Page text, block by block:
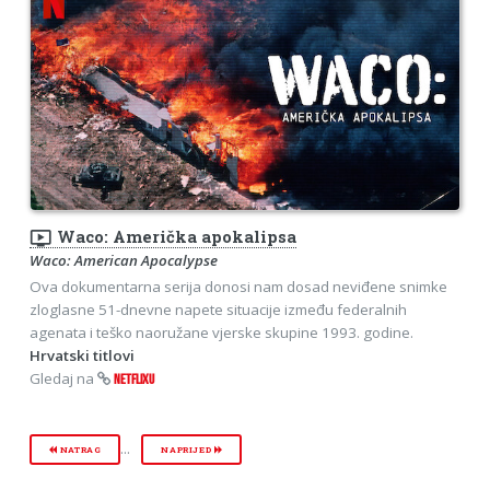
ondemand_video Waco: Američka apokalipsa
Waco: American Apocalypse
Ova dokumentarna serija donosi nam dosad neviđene snimke
zloglasne 51-dnevne napete situacije između federalnih
agenata i teško naoružane vjerske skupine 1993. godine.
Hrvatski titlovi
Gledaj na
NETFLIXU
NATRAG ... NAPRIJED